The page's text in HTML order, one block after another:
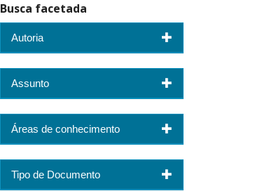
Busca facetada
Autoria
Assunto
Áreas de conhecimento
Tipo de Documento